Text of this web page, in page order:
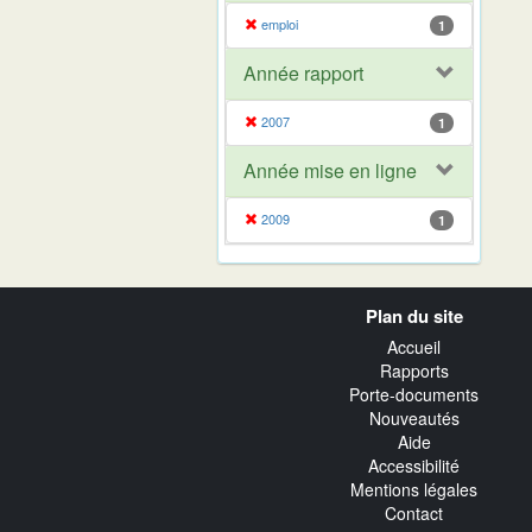
emploi 1
Année rapport
2007 1
Année mise en ligne
2009 1
Plan du site
Accueil
Rapports
Porte-documents
Nouveautés
Aide
Accessibilité
Mentions légales
Contact